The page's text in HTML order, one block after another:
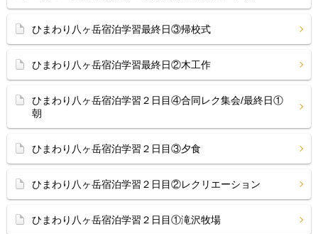
ひまわり八ヶ岳宿泊学習最終日③帰校式
ひまわり八ヶ岳宿泊学習最終日②木工作
ひまわり八ヶ岳宿泊学習２日目④合同レク集会/最終日①
朝
ひまわり八ヶ岳宿泊学習２日目③夕食
ひまわり八ヶ岳宿泊学習２日目②レクリエーション
ひまわり八ヶ岳宿泊学習２日目①滝沢牧場